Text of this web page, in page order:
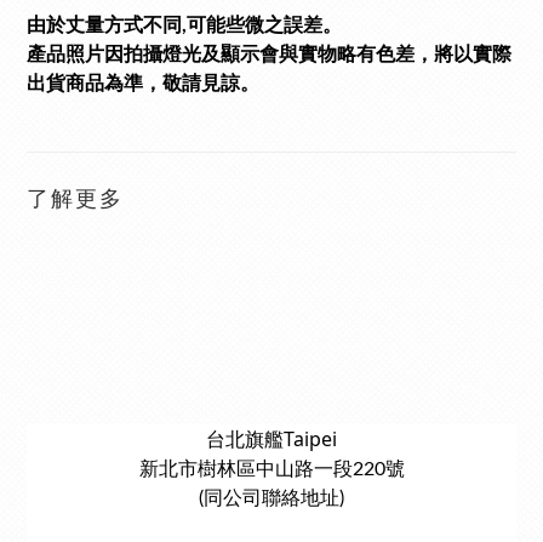
由於丈量方式不同,可能些微之誤差。
產品照片因拍攝燈光及顯示會與實物略有色差，將以實際
出貨商品為準，敬請見諒。
了解更多
台北旗艦Taipei
新北市樹林區中山路一段220號
(同公司聯絡地址)